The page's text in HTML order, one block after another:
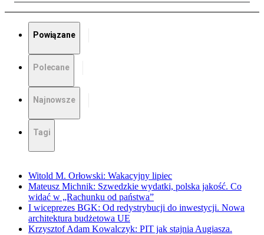
Powiązane
Polecane
Najnowsze
Tagi
Witold M. Orłowski: Wakacyjny lipiec
Mateusz Michnik: Szwedzkie wydatki, polska jakość. Co
widać w „Rachunku od państwa”
I wiceprezes BGK: Od redystrybucji do inwestycji. Nowa
architektura budżetowa UE
Krzysztof Adam Kowalczyk: PIT jak stajnia Augiasza.